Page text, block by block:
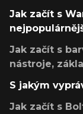
Jak začít s
Jak začít s
nástroje,
S jakým
Jak začít s